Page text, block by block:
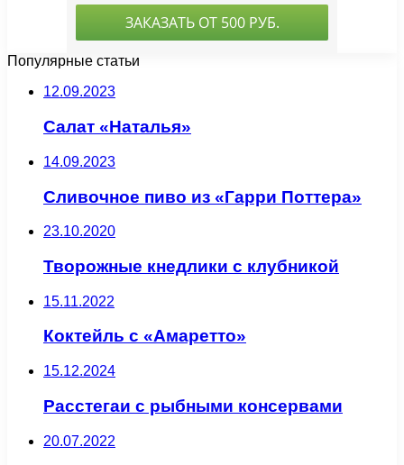
Популярные статьи
12.09.2023
Салат «Наталья»
14.09.2023
Сливочное пиво из «Гарри Поттера»
23.10.2020
Творожные кнедлики с клубникой
15.11.2022
Коктейль с «Амаретто»
15.12.2024
Расстегаи с рыбными консервами
20.07.2022